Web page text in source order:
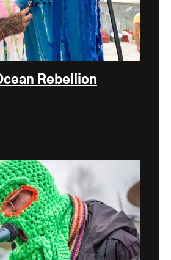
Rebellion